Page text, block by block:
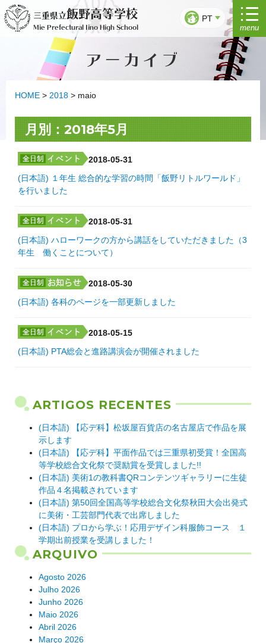
Saltar
para
三重県立飯野高等学校
Mie Prefectural Iino High School
PT
menu
アーカイブ
HOME > 2018 > maio
月別：2018年5月
2018-05-31
(日本語) １年生 総合的な学習の時間「飯野リトルワールド」
を行いました
2018-05-31
(日本語) ハローワークの方から講話をしていただきました（3
年生 働くことについて）
2018-05-30
(日本語) 各科のページを一部更新しました
2018-05-15
(日本語) PTA総会と進路講演会が開催されました
ARTIGOS RECENTES
(日本語) 【応デ科】松坂屋百貨店の名古屋店で作品を展
示します
(日本語) 【応デ科】平面作品では三重県初受賞！全国高
等学校総合文化祭で奨励賞を受賞しました!!
(日本語) 美術1の教科書QRコンテンツギャラリーに生徒
作品４名掲載されています
(日本語) 第50回全国高等学校総合文化祭秋田大会出発式
に美術・工芸部門代表で出席しました
(日本語) プロから学ぶ！応用デザイン科服飾コース １
学期出前授業を受講しました！
ARQUIVO
Agosto 2026
Julho 2026
Junho 2026
Maio 2026
Abril 2026
Março 2026